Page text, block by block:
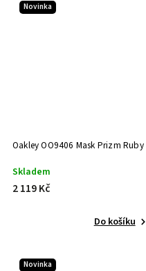
Novinka
Oakley OO9406 Mask Prizm Ruby
Skladem
2 119 Kč
Do košíku
Novinka